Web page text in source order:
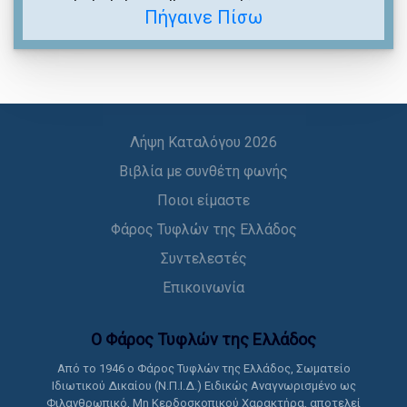
Πήγαινε Πίσω
Λήψη Καταλόγου 2026
Βιβλία με συνθέτη φωνής
Ποιοι είμαστε
Φάρος Τυφλών της Ελλάδος
Συντελεστές
Επικοινωνία
Ο Φάρος Τυφλών της Ελλάδoς
Από το 1946 ο Φάρος Τυφλών της Ελλάδος, Σωματείο
Ιδιωτικού Δικαίου (Ν.Π.Ι.Δ.) Ειδικώς Αναγνωρισμένο ως
Φιλανθρωπικό, Μη Κερδοσκοπικού Χαρακτήρα, αποτελεί